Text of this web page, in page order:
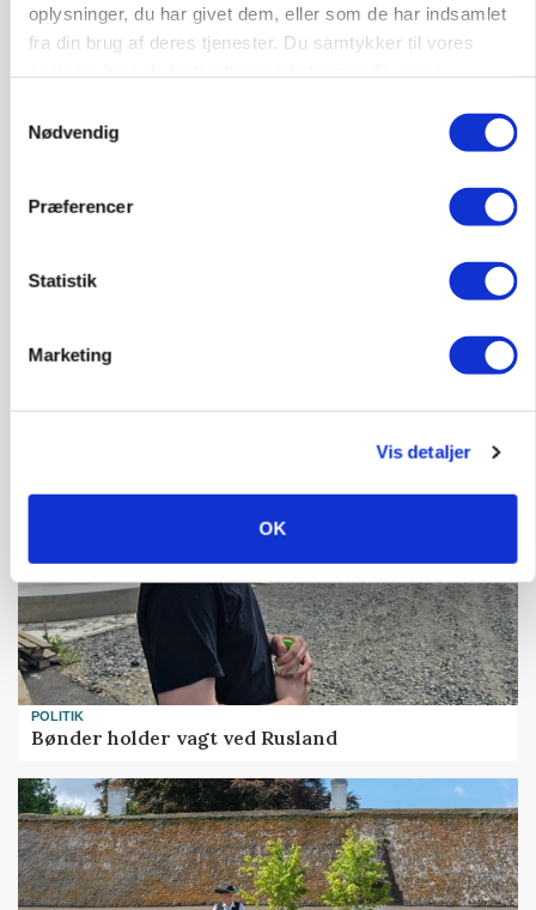
oplysninger, du har givet dem, eller som de har indsamlet
fra din brug af deres tjenester. Du samtykker til vores
Nødvendig
Præferencer
Statistik
Marketing
Vis detaljer
OK
MASKINER
Krone åbner XDisc for John Deere og New
MARKED
Høstpres kan sænke hvedeprisen yderligere
POLITIK
Bønder holder vagt ved Rusland